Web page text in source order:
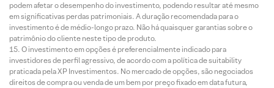
podem afetar o desempenho do investimento, podendo resultar até mesmo
em significativas perdas patrimoniais. A duração recomendada para o
investimento é de médio-longo prazo. Não há quaisquer garantias sobre o
patrimônio do cliente neste tipo de produto.
O investimento em opções é preferencialmente indicado para
investidores de perfil agressivo, de acordo com a política de suitability
praticada pela XP Investimentos. No mercado de opções, são negociados
direitos de compra ou venda de um bem por preço fixado em data futura,